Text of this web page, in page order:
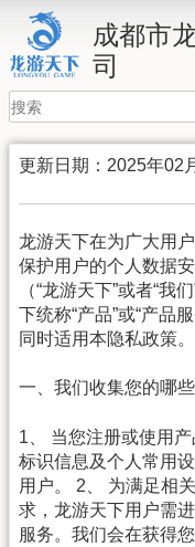
成都市
司
更新日期：2025年02
龙游天下在为广大用
保护用户的个人数据
（“龙游天下”或者“我
下统称“产品”或“产品
同时适用本隐私政策。
一、我们收集您的哪
1、 当您注册或使用
标识信息及个人常用
用户。 2、 为满足相
求，龙游天下用户需
服务。我们会在获得